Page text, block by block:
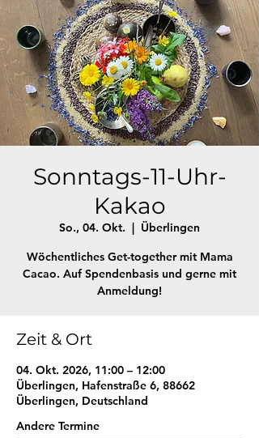
Sonntags-11-Uhr-
Kakao
So., 04. Okt.
  |
Überlingen
Wöchentliches Get-together mit Mama
Cacao. Auf Spendenbasis und gerne mit
Anmeldung!
Zeit & Ort
04. Okt. 2026, 11:00 – 12:00
Überlingen, Hafenstraße 6, 88662
Überlingen, Deutschland
Andere Termine